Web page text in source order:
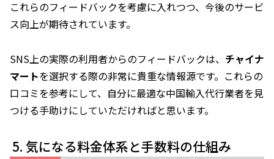
これらのフィードバックを考慮に入れつつ、今後のサービ
ス向上が期待されています。
SNS上の実際の利用者からのフィードバックは、 チャイナ
マートを選択する際の非常に貴重な情報源です。これらの
口コミを参考にして、自分に最適な中国輸入代行業者を見
つける手助けにしていただければと思います。
気になる料金体系と手数料の仕組み